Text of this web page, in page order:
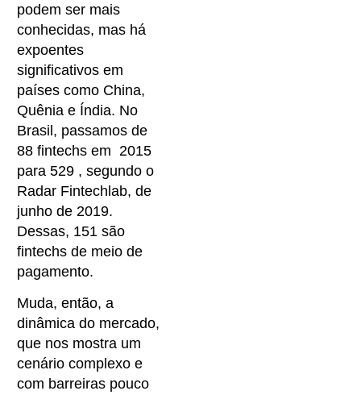
podem ser mais
conhecidas, mas há
expoentes
significativos em
países como China,
Quênia e Índia. No
Brasil, passamos de
88 fintechs em 2015
para 529 , segundo o
Radar Fintechlab, de
junho de 2019.
Dessas, 151 são
fintechs de meio de
pagamento.
Muda, então, a
dinâmica do mercado,
que nos mostra um
cenário complexo e
com barreiras pouco